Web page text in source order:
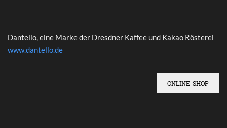
Dantello, eine Marke der Dresdner Kaffee und Kakao Rösterei
www.dantello.de
ONLINE-SHOP